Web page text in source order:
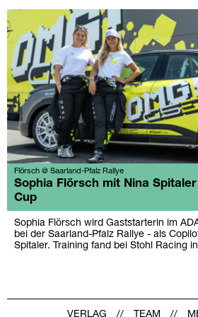
Flörsch @ Saarland-Pfalz Rallye
Sophia Flörsch mit Nina Spitaler
Cup
Sophia Flörsch wird Gaststarterin im
bei der Saarland-Pfalz Rallye - als
Spitaler. Training fand bei Stohl Racing
VERLAG TEAM